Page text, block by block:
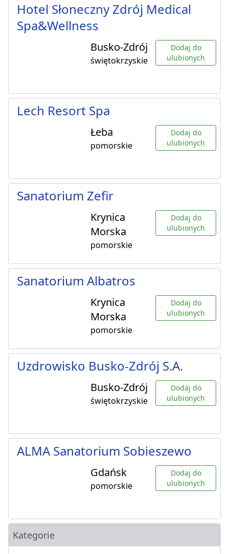
Hotel Słoneczny Zdrój Medical
Spa&Wellness
Busko-Zdrój
świętokrzyskie
Dodaj do
ulubionych
Lech Resort Spa
Łeba
pomorskie
Dodaj do
ulubionych
Sanatorium Zefir
Krynica
Morska
pomorskie
Dodaj do
ulubionych
Sanatorium Albatros
Krynica
Morska
pomorskie
Dodaj do
ulubionych
Uzdrowisko Busko-Zdrój S.A.
Busko-Zdrój
świętokrzyskie
Dodaj do
ulubionych
ALMA Sanatorium Sobieszewo
Gdańsk
pomorskie
Dodaj do
ulubionych
Kategorie